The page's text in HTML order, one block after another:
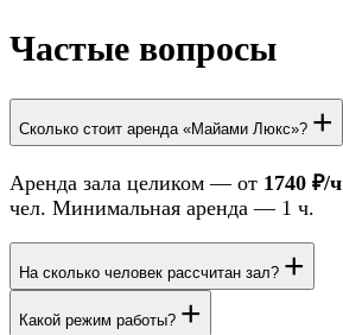
Частые вопросы
Сколько стоит аренда «Майами Люкс»? +
Аренда зала целиком — от 1740 ₽/ч
чел. Минимальная аренда — 1 ч.
На сколько человек рассчитан зал? +
Какой режим работы? +